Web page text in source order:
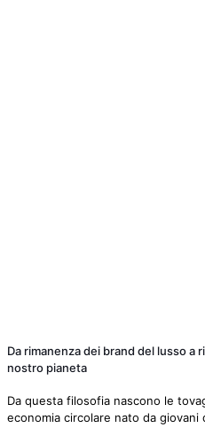
Da rimanenza dei brand del lusso
nostro pianeta
Da questa filosofia nascono le
economia circolare nato da giovani